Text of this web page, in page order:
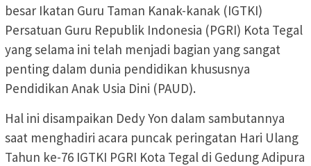
besar Ikatan Guru Taman Kanak-kanak (IGTKI)
Persatuan Guru Republik Indonesia (PGRI) Kota Tegal
yang selama ini telah menjadi bagian yang sangat
penting dalam dunia pendidikan khususnya
Pendidikan Anak Usia Dini (PAUD).
Hal ini disampaikan Dedy Yon dalam sambutannya
saat menghadiri acara puncak peringatan Hari Ulang
Tahun ke-76 IGTKI PGRI Kota Tegal di Gedung Adipura